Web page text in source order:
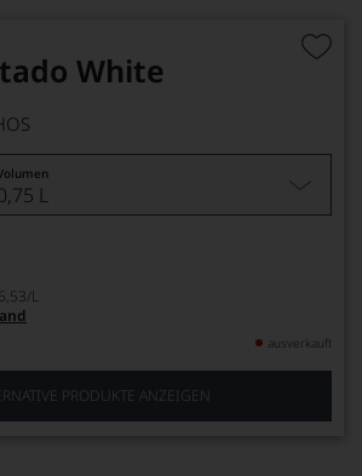
White
L
/L
ausverkauft
PRODUKTE ANZEIGEN